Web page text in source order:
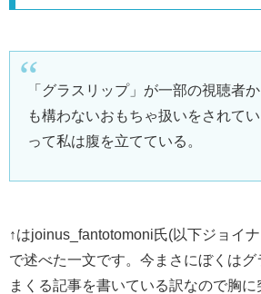
「グラスリップ」が一部の視聴者
も構わないおもちゃ扱いをされて
って私は腹を立てている。
↑はjoinus_fantotomoni氏(以下ジョイ
で述べた一文です。今まさにぼくは
まくる記事を書いている訳なので胸